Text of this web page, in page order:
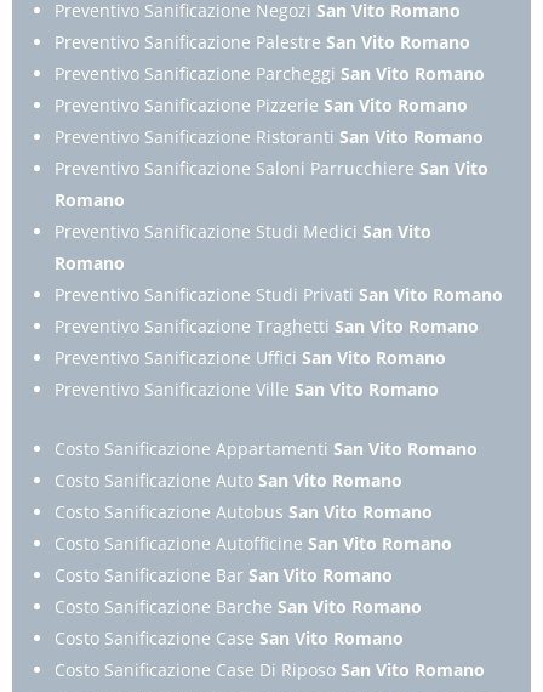
Preventivo Sanificazione NegoziSan Vito Romano
Preventivo Sanificazione PalestreSan Vito Romano
Preventivo Sanificazione ParcheggiSan Vito Romano
Preventivo Sanificazione PizzerieSan Vito Romano
Preventivo Sanificazione RistorantiSan Vito Romano
Preventivo Sanificazione Saloni ParrucchiereSan Vito
Romano
Preventivo Sanificazione Studi MediciSan Vito
Romano
Preventivo Sanificazione Studi PrivatiSan Vito Romano
Preventivo Sanificazione TraghettiSan Vito Romano
Preventivo Sanificazione UfficiSan Vito Romano
Preventivo Sanificazione VilleSan Vito Romano
Costo Sanificazione AppartamentiSan Vito Romano
Costo Sanificazione AutoSan Vito Romano
Costo Sanificazione AutobusSan Vito Romano
Costo Sanificazione AutofficineSan Vito Romano
Costo Sanificazione BarSan Vito Romano
Costo Sanificazione BarcheSan Vito Romano
Costo Sanificazione CaseSan Vito Romano
Costo Sanificazione Case Di RiposoSan Vito Romano